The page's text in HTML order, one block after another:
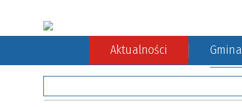
Aktualności Gmina